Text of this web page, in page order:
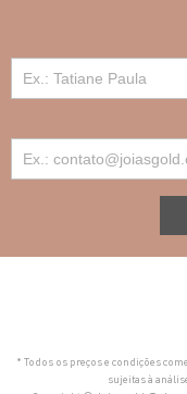
* Todos os preços e condições
sujeitas à